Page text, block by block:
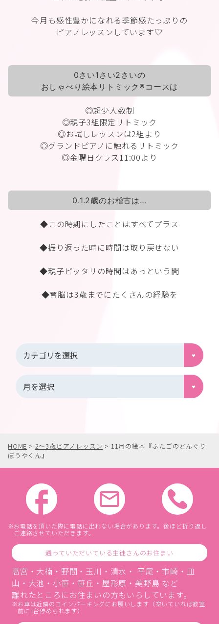
今月も感性豊かになれる季節感たっぷりの
ピアノレッスンしています♡
0さい1さい2さいの
おしゃべり絵本リトミック®︎コースは
◎超少人数制
◎親子3組限定リトミック
◎お試しレッスンは2組より
◎グランドピアノに触れるリトミック
◎金曜日クラス11:00より
0.1.2歳のお稽古は…
◆この時期にしたことはすべてプラス
◆振り返った時に時間は取り戻せない
◆親子ピッタリの時間はあっという間
◆育脳は3歳までにたくさんの経験を
HOME > 2〜3歳ピアノレッスン > 11月の絵本『ふたごのどんぐり
ぼうやくん』
お電話を頂いた際に電話に出れない場合があります。後ほど折り返し
ご連絡させていただきます。
通っていただいている生徒さんのお住まい
高宮・大楠・野間・玉川・清水・ 平尾・市崎・皿
山・大池・小笹・笹丘・屋形原・美野島 など
離れたところにお住まいの方もいらしています。
お車は近隣のコインパーキングにお願いします（空いていれば教室
前に1台停められます）